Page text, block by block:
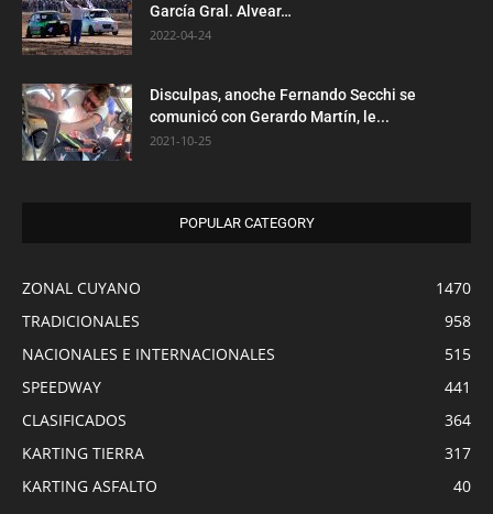
García Gral. Alvear…
2022-04-24
Disculpas, anoche Fernando Secchi se
comunicó con Gerardo Martín, le...
2021-10-25
POPULAR CATEGORY
ZONAL CUYANO
1470
TRADICIONALES
958
NACIONALES E INTERNACIONALES
515
SPEEDWAY
441
CLASIFICADOS
364
KARTING TIERRA
317
KARTING ASFALTO
40